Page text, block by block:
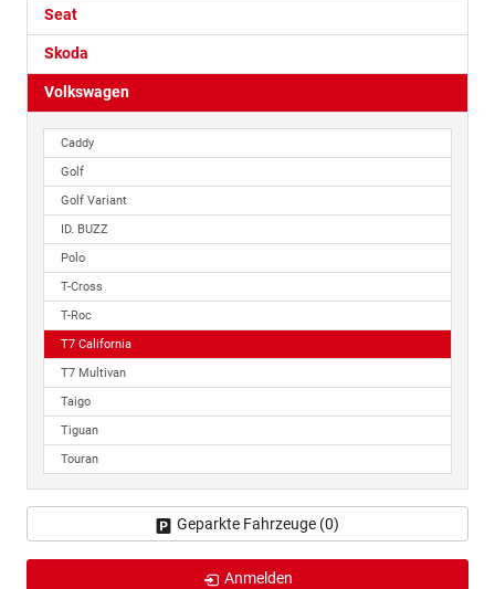
Seat
Skoda
Volkswagen
Caddy
Golf
Golf Variant
ID. BUZZ
Polo
T-Cross
T-Roc
T7 California
T7 Multivan
Taigo
Tiguan
Touran
Geparkte Fahrzeuge (0)
Anmelden